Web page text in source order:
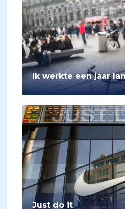
Ik werkte een jaar
Just do it